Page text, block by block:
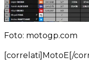
Foto: motogp.com
[correlati]MotoE[/